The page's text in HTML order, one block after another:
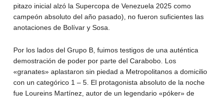
pitazo inicial alzó la Supercopa de Venezuela 2025 como
campeón absoluto del año pasado), no fueron suficientes las
anotaciones de Bolívar y Sosa.
Por los lados del Grupo B, fuimos testigos de una auténtica
demostración de poder por parte del Carabobo. Los
«granates» aplastaron sin piedad a Metropolitanos a domicilio
con un categórico 1 – 5. El protagonista absoluto de la noche
fue Loureins Martínez, autor de un legendario «póker» de